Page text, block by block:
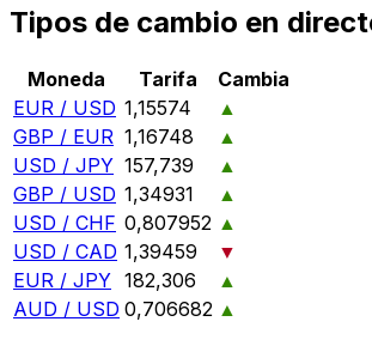
Tipos de cambio en
Moneda Tarifa
Cambia
EUR / USD 1,15574
▲
GBP / EUR 1,16748
▲
USD / JPY 157,739
▲
GBP / USD 1,34931
▲
USD / CHF 0,807952 ▲
USD / CAD 1,39459
▼
EUR / JPY 182,306
▲
AUD / USD 0,706682 ▲